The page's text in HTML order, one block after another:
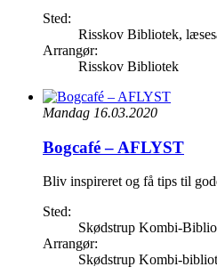
Sted:
Risskov Bibliotek,
Arrangør:
Risskov Bibliotek
Mandag 16.03.2020
Bogcafé – AFLYST
Bliv inspireret og få tips til
Sted:
Skødstrup Kombi-
Arrangør:
Skødstrup Kombi-